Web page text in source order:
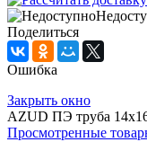
Поделиться
Ошибка
Закрыть окно
AZUD ПЭ труба
Просмотренные